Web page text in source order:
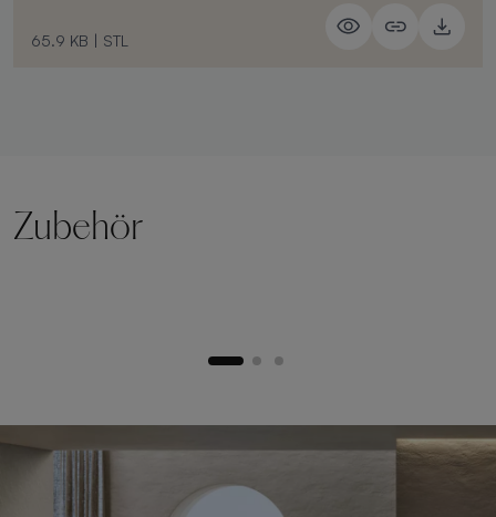
65.9 KB | STL
Zubehör